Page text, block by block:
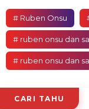
# Ruben Onsu
# ruben onsu dan
# ruben onsu dan
CARI TAHU